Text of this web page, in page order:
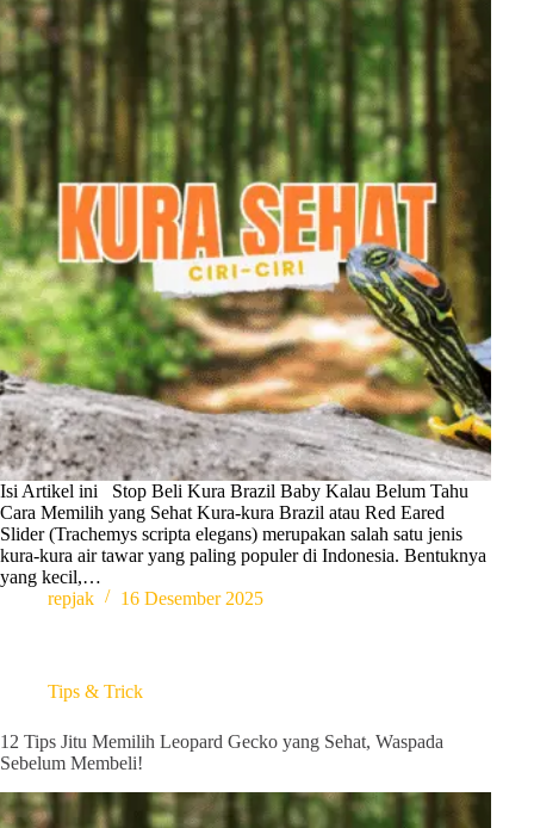
Isi Artikel ini Stop Beli Kura Brazil Baby Kalau Belum Tahu
Cara Memilih yang Sehat Kura-kura Brazil atau Red Eared
Slider (Trachemys scripta elegans) merupakan salah satu jenis
kura-kura air tawar yang paling populer di Indonesia. Bentuknya
yang kecil,…
repjak
16 Desember 2025
Tips & Trick
12 Tips Jitu Memilih Leopard Gecko yang Sehat, Waspada
Sebelum Membeli!